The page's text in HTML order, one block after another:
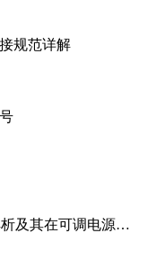
规范详解
及其在可调电源设